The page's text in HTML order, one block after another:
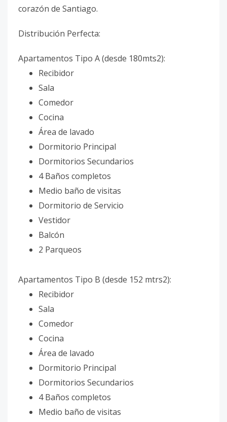
corazón de Santiago.
Distribución Perfecta:
Apartamentos Tipo A (desde 180mts2):
Recibidor
Sala
Comedor
Cocina
Área de lavado
Dormitorio Principal
Dormitorios Secundarios
4 Baños completos
Medio baño de visitas
Dormitorio de Servicio
Vestidor
Balcón
2 Parqueos
Apartamentos Tipo B (desde 152 mtrs2):
Recibidor
Sala
Comedor
Cocina
Área de lavado
Dormitorio Principal
Dormitorios Secundarios
4 Baños completos
Medio baño de visitas